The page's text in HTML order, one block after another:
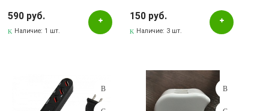
590 руб.
Наличие: 1 шт.
150 руб.
Наличие: 3 шт.